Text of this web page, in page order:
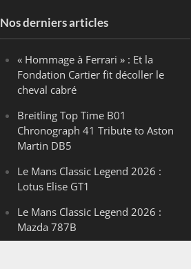
Nos derniers articles
« Hommage à Ferrari » : Et la
Fondation Cartier fit décoller le
cheval cabré
Breitling Top Time B01
Chronograph 41 Tribute to Aston
Martin DB5
Le Mans Classic Legend 2026 :
Lotus Elise GT1
Le Mans Classic Legend 2026 :
Mazda 787B